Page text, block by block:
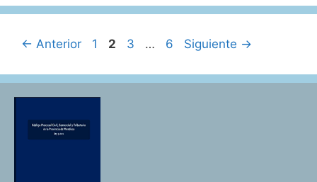
en
← Anterior Página
1 Página
2 Página
3 … Página
6 Siguiente →